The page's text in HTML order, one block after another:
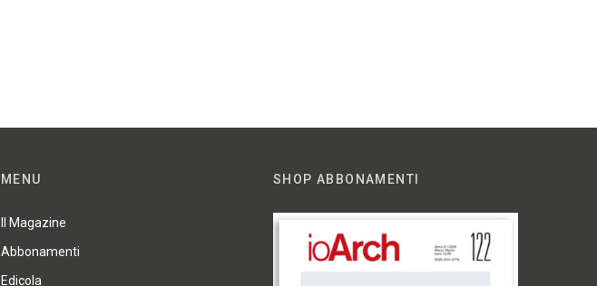
MENU
Il Magazine
Abbonamenti
Edicola
SHOP ABBONAMENTI